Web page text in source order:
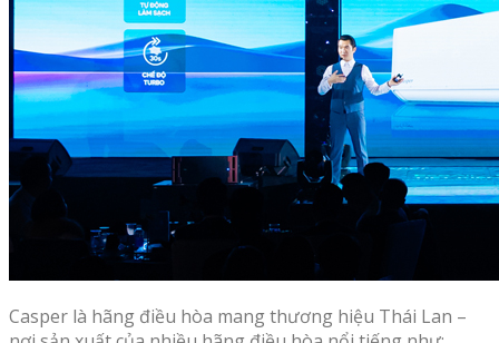
Casper là hãng điều hòa mang thương hiệu Thái Lan –